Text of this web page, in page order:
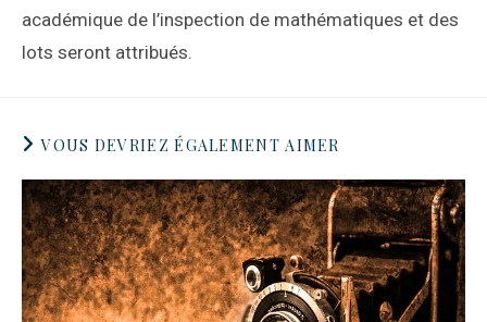
académique de l’inspection de mathématiques et des
lots seront attribués.
VOUS DEVRIEZ ÉGALEMENT AIMER